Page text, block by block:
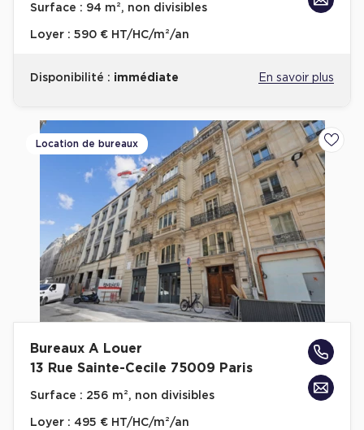
Surface : 94 m², non divisibles
Loyer : 590 € HT/HC/m²/an
Disponibilité : immédiate En savoir plus
Location de bureaux
Bureaux A Louer
13 Rue Sainte-Cecile 75009 Paris
Surface : 256 m², non divisibles
Loyer : 495 € HT/HC/m²/an